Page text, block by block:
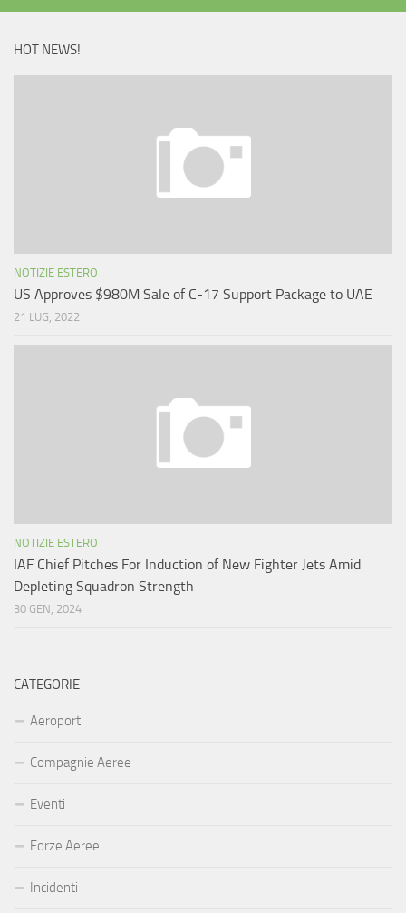
HOT NEWS!
NOTIZIE ESTERO
US Approves $980M Sale of C-17 Support Package to UAE
21 LUG, 2022
NOTIZIE ESTERO
IAF Chief Pitches For Induction of New Fighter Jets Amid
Depleting Squadron Strength
30 GEN, 2024
CATEGORIE
Aeroporti
Compagnie Aeree
Eventi
Forze Aeree
Incidenti